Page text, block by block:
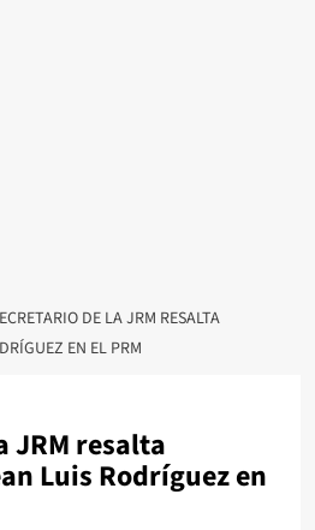
DE LA JRM RESALTA
EN EL PRM
JRM resalta
Luis Rodríguez en